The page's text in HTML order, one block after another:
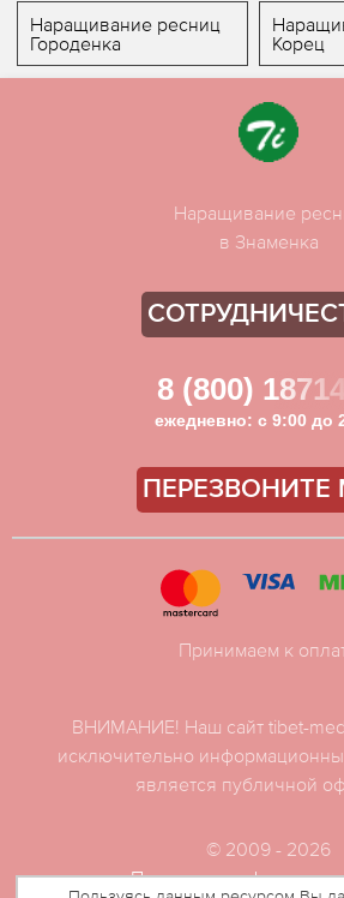
Наращивание ресниц
Городенка
Корец
Наращивание
в Знаменка
8 (800)
ежедневно: с 9:00 до
ПЕРЕЗВОНИТЕ
ВНИМАНИЕ! Наш сайт tibet-
исключительно
является публичной
© 2009 - 2026
Политика
Принимаем к